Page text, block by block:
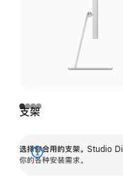
支架
选择你合用的支架。 Studio
你的各种安装需求。
展